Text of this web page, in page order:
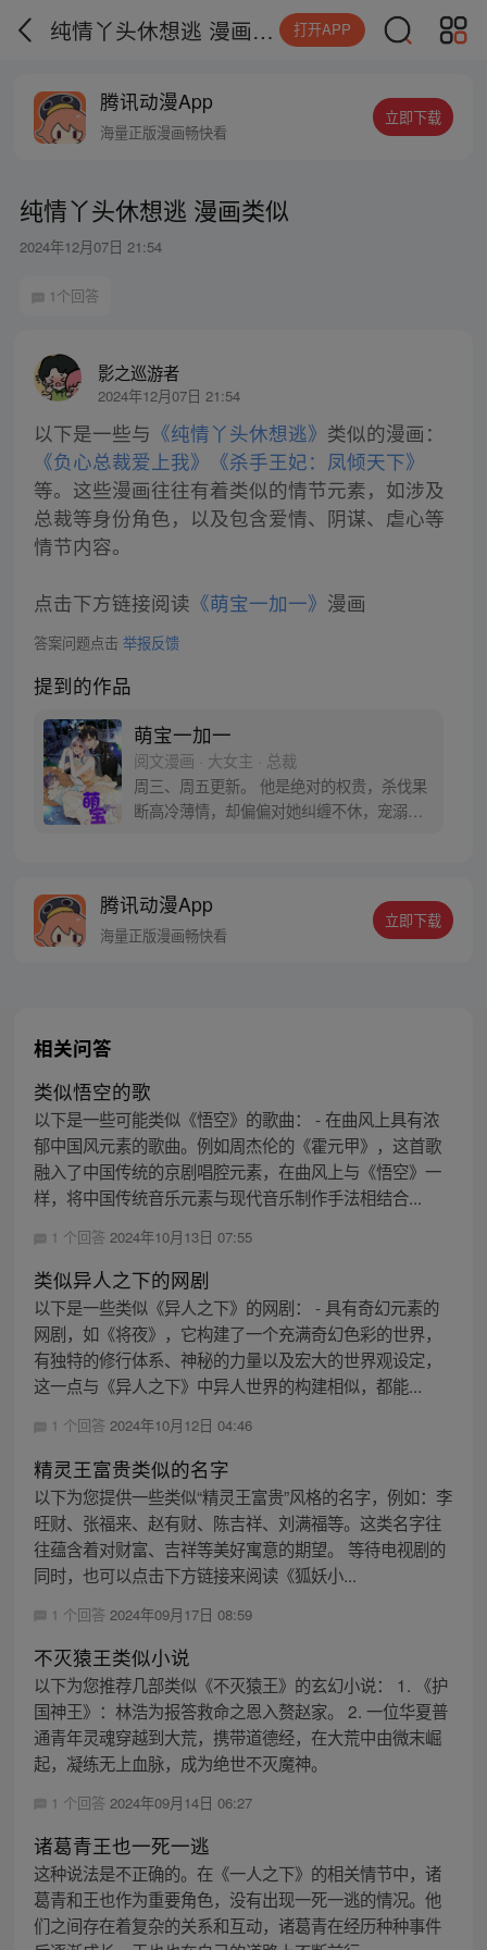
纯情丫头休想逃 漫画类似 打开APP
腾讯动漫App
海量正版漫画畅快看
立即下载
纯情丫头休想逃 漫画类似
2024年12月07日 21:54
1个回答
影之巡游者
2024年12月07日 21:54
以下是一些与 《纯情丫头休想逃》 类似的漫画：
《负心总裁爱上我》
《杀手王妃：凤倾天下》
等。这些漫画往往有着类似的情节元素，如涉及
总裁等身份角色，以及包含爱情、阴谋、虐心等
情节内容。
点击下方链接阅读 《萌宝一加一》 漫画
答案问题点击 举报反馈
提到的作品
萌宝一加一
阅文漫画 · 大女主 · 总裁
周三、周五更新。 他是绝对的权贵，杀伐果
断高冷薄情，却偏偏对她纠缠不休，宠溺不
先生，你有完没完？” 男人扬唇，笑得深沉
魅惑，“二胎没生，当然没完。”
腾讯动漫App
海量正版漫画畅快看
立即下载
相关问答
类似悟空的歌
以下是一些可能类似《悟空》的歌曲： - 在曲风上具有浓
郁中国风元素的歌曲。例如周杰伦的《霍元甲》，这首歌
融入了中国传统的京剧唱腔元素，在曲风上与《悟空》一
样，将中国传统音乐元素与现代音乐制作手法相结合...
1 个回答 2024年10月13日 07:55
类似异人之下的网剧
以下是一些类似《异人之下》的网剧： - 具有奇幻元素的
网剧，如《将夜》，它构建了一个充满奇幻色彩的世界，
有独特的修行体系、神秘的力量以及宏大的世界观设定，
这一点与《异人之下》中异人世界的构建相似，都能...
1 个回答 2024年10月12日 04:46
精灵王富贵类似的名字
以下为您提供一些类似“精灵王富贵”风格的名字，例如：李
旺财、张福来、赵有财、陈吉祥、刘满福等。这类名字往
往蕴含着对财富、吉祥等美好寓意的期望。 等待电视剧的
同时，也可以点击下方链接来阅读《狐妖小...
1 个回答 2024年09月17日 08:59
不灭猿王类似小说
以下为您推荐几部类似《不灭猿王》的玄幻小说： 1. 《护
国神王》：林浩为报答救命之恩入赘赵家。 2. 一位华夏普
通青年灵魂穿越到大荒，携带道德经，在大荒中由微末崛
起，凝练无上血脉，成为绝世不灭魔神。
1 个回答 2024年09月14日 06:27
诸葛青王也一死一逃
这种说法是不正确的。在《一人之下》的相关情节中，诸
葛青和王也作为重要角色，没有出现一死一逃的情况。他
们之间存在着复杂的关系和互动，诸葛青在经历种种事件